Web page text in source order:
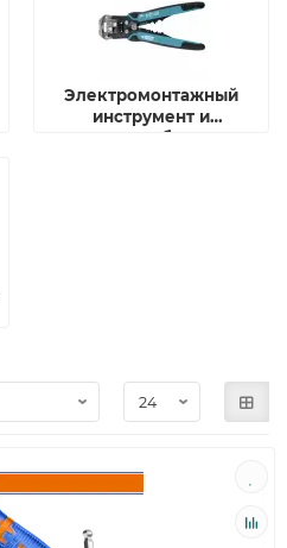
Электромонтажный
инструмент и
приспособления